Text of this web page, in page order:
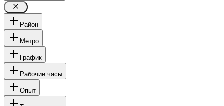
Район
Метро
График
Рабочие часы
Опыт